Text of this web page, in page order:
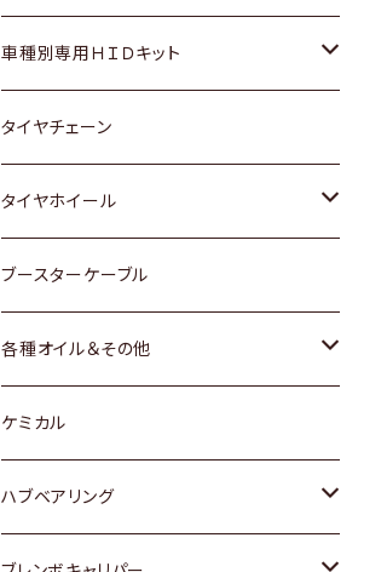
マツダ
三菱
スバル
レクサス
ダイハツ
マツダ
三菱
スバル
日産
いすゞ
ダイハツ
マツダ
三菱
スバル
スズキ
日産
ダイハツ
スバル
ホンダ
スズキ
日産
ダイハツ
マツダ
ホンダ
スズキ
日産
ダイハツ
マツダ
スバル
車種別専用ＨＩＤキット
トヨタ
マツダ
タイヤチェーン
タイヤホイール
トヨタ
ホンダ
スズキ
日産
ブースターケーブル
各種オイル＆その他
ディーデル洗浄添加剤
ケミカル
ハブベアリング